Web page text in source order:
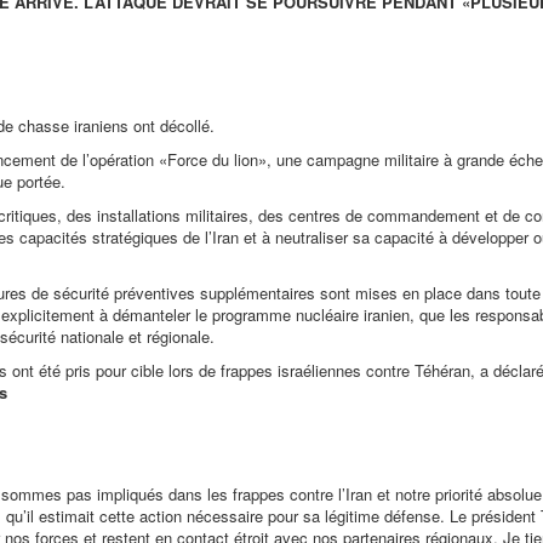
chasse iraniens ont décollé.
de l’opération «Force du lion», une campagne militaire à grande
portée.
des installations militaires, des centres de commandement et de
capacités stratégiques de l’Iran et à neutraliser sa capacité à développer
de sécurité préventives supplémentaires sont mises en place dans
à démanteler le programme nucléaire iranien, que les
nationale et régionale.
été pris pour cible lors de frappes israéliennes contre Téhéran, a
pas impliqués dans les frappes contre l’Iran et notre priorité
estimait cette action nécessaire pour sa légitime défense. Le président
forces et restent en contact étroit avec nos partenaires régionaux. Je